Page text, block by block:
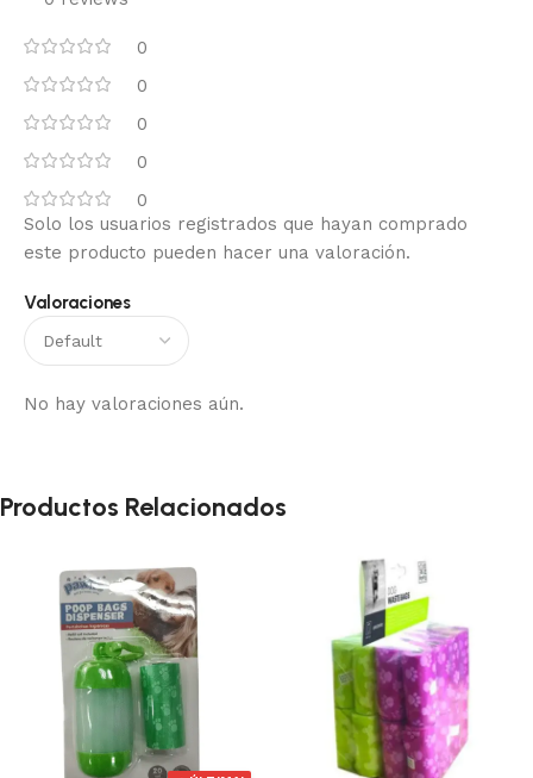
0
0
0
0
0
Valoraciones
No hay valoraciones aún.
Solo los usuarios registrados que hayan comprado
este producto pueden hacer una valoración.
Productos Relacionados